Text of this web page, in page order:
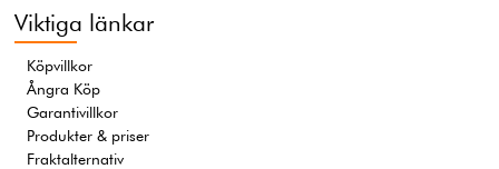
Viktiga länkar
Köpvillkor
Ångra Köp
Garantivillkor
Produkter & priser
Fraktalternativ